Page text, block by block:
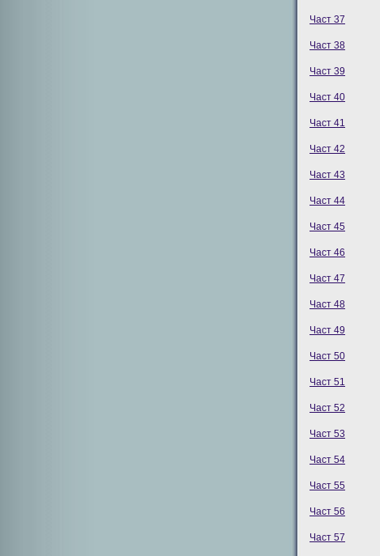
Част 37
Част 38
Част 39
Част 40
Част 41
Част 42
Част 43
Част 44
Част 45
Част 46
Част 47
Част 48
Част 49
Част 50
Част 51
Част 52
Част 53
Част 54
Част 55
Част 56
Част 57